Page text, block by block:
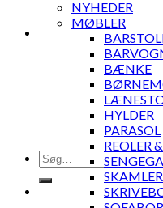
Søg
efter:
NYHEDER
MØBLER
BÆNKE
HYLDER
PARASOL
REOLER